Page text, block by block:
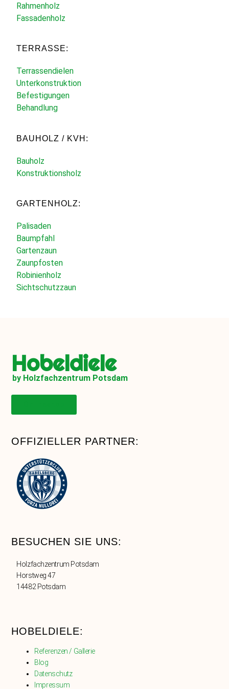
Rahmenholz
Fassadenholz
TERRASSE:
Terrassendielen
Unterkonstruktion
Befestigungen
Behandlung
BAUHOLZ / KVH:
Bauholz
Konstruktionsholz
GARTENHOLZ:
Palisaden
Baumpfahl
Gartenzaun
Zaunpfosten
Robinienholz
Sichtschutzzaun
Hobeldiele
by Holzfachzentrum Potsdam
OFFIZIELLER PARTNER:
BESUCHEN SIE UNS:
Holzfachzentrum Potsdam
Horstweg 47
14482 Potsdam
HOBELDIELE:
Referenzen / Gallerie
Blog
Datenschutz
Impressum